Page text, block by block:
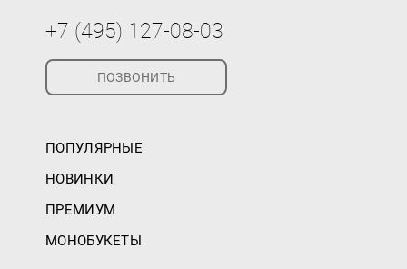
+7 (495) 127-08-03
ПОЗВОНИТЬ
ПОПУЛЯРНЫЕ
НОВИНКИ
ПРЕМИУМ
МОНОБУКЕТЫ